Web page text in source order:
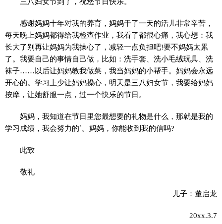
感谢妈妈十年对我的养育，妈妈干了一天的活儿非常辛苦，
每天晚上妈妈都得给我检查作业，我看了都很心痛，我心想：我
长大了别再让妈妈为我操心了，减轻一点负担吧!要不妈妈太累
了。我要自己的事情自己做，比如：洗手套、洗小毛绒玩具、洗
袜子……以后让妈妈教我做菜，我当妈妈的小帮手。妈妈会永远
开心的。学习上少让妈妈操心，明天是三八妇女节，我要给妈妈
按摩，让她舒服一点，过一个快乐的节日。
妈妈，我知道在节日里您最想要的礼物是什么，那就是我的
学习成绩，我会努力的`。妈妈，你能收到我的信吗?
此致
敬礼
儿子：董启龙
20xx.3.7